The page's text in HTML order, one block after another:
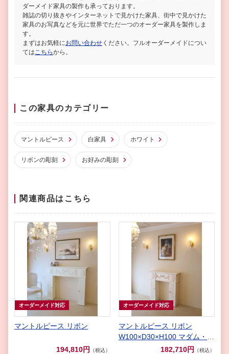
ダーメイド家具の製作も承っております。
雑誌の切り抜きやインターネットで見かけた家具、街中で見かけた
家具のお写真などを元に世界でただ一つのオーダー家具を製作しま
す。
まずはお気軽にお問い合わせ ください。フルオーダーメイドについ
ては こちらから。
この家具のカテゴリー
マントルピース 白家具 ホワイト
リボンの彫刻 お好みの彫刻
関連商品はこちら
オーダーメイド対応
マントルピース リボン
194,810円 （税込）
オーダーメイド対応
マントルピース リボン
W100×D30×H100 マダム・コ
182,710円 （税込）